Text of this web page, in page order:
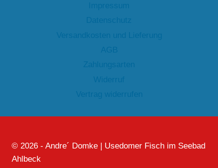
Impressum
Datenschutz
Versandkosten und Lieferung
AGB
Zahlungsarten
Widerruf
Vertrag widerrufen
© 2026 - Andre´ Domke | Usedomer Fisch im Seebad
Ahlbeck